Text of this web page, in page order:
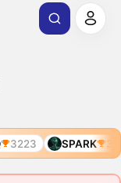
3223 SPARK